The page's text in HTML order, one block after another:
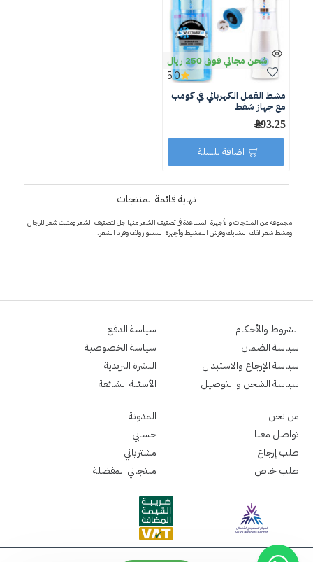
مجموعة من المنتجات والأجهزة المساعدة في تصفيف الشعر منها جل لتصفيف الشعر ومثبت شعر للرجال
ومشط شعر لفك التشابك وفرش التمشيط وأجهزة السشوار ولف وفرد الشعر.
شحن مجاني فوق 250 ريال
مشط القمل الكهربائي في كومب
مع جهاز شفط
293.25 ﷼
5.0
اضافة للسلة
نهاية قائمة المنتجات
الشروط والأحكام
سياسة الضمان
سياسة الإرجاع والاستبدال
سياسة الشحن و التوصيل
سياسة الدفع
سياسة الخصوصية
النشرة البريدية
الأسئلة الشائعة
من نحن
تواصل معنا
طلب إرجاع
طلب خاص
المدونة
حسابي
مشترياتي
منتجاتي المفضلة